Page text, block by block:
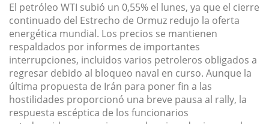
El petróleo WTI subió un 0,55% el lunes, ya que el cierre
continuado del Estrecho de Ormuz redujo la oferta
energética mundial. Los precios se mantienen
respaldados por informes de importantes
interrupciones, incluidos varios petroleros obligados a
regresar debido al bloqueo naval en curso. Aunque la
última propuesta de Irán para poner fin a las
hostilidades proporcionó una breve pausa al rally, la
respuesta escéptica de los funcionarios